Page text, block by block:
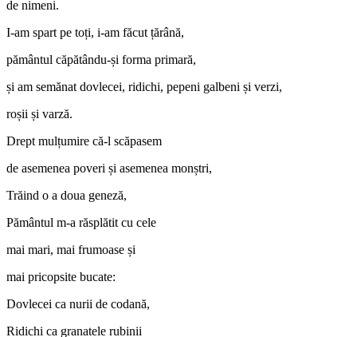
de nimeni.
I-am spart pe toți, i-am făcut țărână,
pământul căpătându-și forma primară,
și am semănat dovlecei, ridichi, pepeni galbeni și verzi,
roșii și varză.
Drept mulțumire că-l scăpasem
de asemenea poveri și asemenea monștri,
Trăind o a doua geneză,
Pământul m-a răsplătit cu cele
mai mari, mai frumoase și
mai pricopsite bucate:
Dovlecei ca nurii de codană,
Ridichi ca granatele rubinii